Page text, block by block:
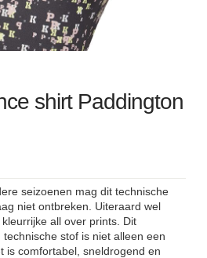
shirt Paddington
seizoenen mag dit technische
niet ontbreken. Uiteraard wel
all over prints. Dit
stof is niet alleen een
is comfortabel, sneldrogend en